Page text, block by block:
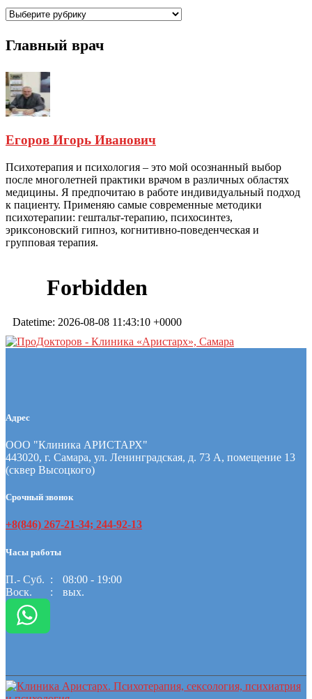
Рубрики
Главный врач
Егоров Игорь Иванович
Психотерапия и психология – это мой осознанный выбор
после многолетней практики врачом в различных областях
медицины. Я предпочитаю в работе индивидуальный подход
к пациенту. Применяю самые современные методики
психотерапии: гештальт-терапию, психосинтез,
эриксоновский гипноз, когнитивно-поведенческая и
групповая терапия.
Адрес
ООО "Клиника АРИСТАРХ"
443020, г. Самара, ул. Ленинградская, д. 73 А, помещение 13
(сквер Высоцкого)
Срочный звонок
+8(846) 267-21-34; 244-92-13
Часы работы
П.- Суб.
08:00 - 19:00
Воск.
вых.